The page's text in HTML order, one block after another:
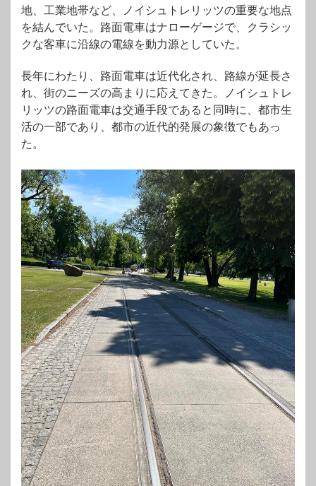
地、工業地帯など、ノイシュトレリッツの重要な地点
を結んでいた。路面電車はナローゲージで、クラシッ
クな客車に沿線の電線を動力源としていた。
長年にわたり、路面電車は近代化され、路線が延長さ
れ、街のニーズの高まりに応えてきた。ノイシュトレ
リッツの路面電車は交通手段であると同時に、都市生
活の一部であり、都市の近代的発展の象徴でもあっ
た。